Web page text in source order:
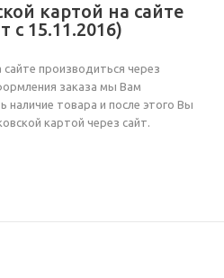
картой на сайте
с 15.11.2016)
производиться через
заказа мы Вам
товара и после этого Вы
картой через сайт.